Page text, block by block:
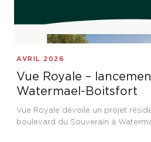
AVRIL 2026
Vue Royale –
Watermael-Boitsfort
Vue Royale dévoile un projet
boulevard du Souverain à